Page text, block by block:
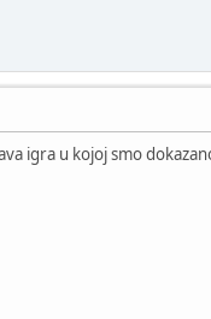
igra u kojoj smo